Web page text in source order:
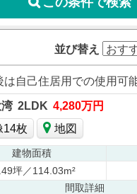
並び替え
2LDK 4,280万円
14枚
地図
建物面積
坪／114.03m²
間取詳細